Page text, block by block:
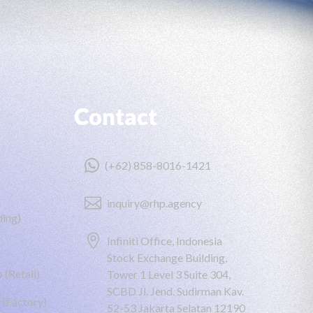
(Retail)
(Factory)
Contact
 (+62) 858-8016-1421
 inquiry@rhp.agency

Infiniti Office, Indonesia
Stock Exchange Building,
Tower 1 Level 3 Suite 304,
SCBD Jl. Jend. Sudirman Kav.
52-53 Jakarta Selatan 12190